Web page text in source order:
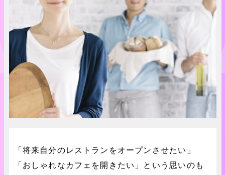
「将来自分のレストランをオープンさせたい」
「おしゃれなカフェを開きたい」という思いのも